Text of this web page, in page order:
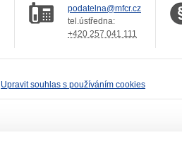
podatelna@mfcr.cz
tel.ústředna:
+420 257 041 111
Upravit souhlas s používáním cookies